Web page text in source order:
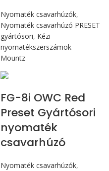
Nyomaték csavarhúzók,
Nyomaték csavarhúzó PRESET
gyártósori, Kézi
nyomatékszerszámok
Mountz
FG-8i OWC Red
Preset Gyártósori
nyomaték
csavarhúzó
Nyomaték csavarhúzók,